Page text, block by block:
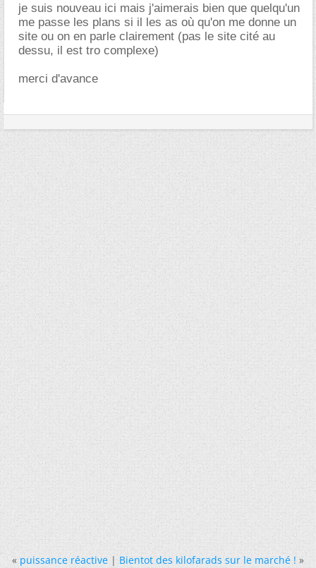
je suis nouveau ici mais j'aimerais bien que quelqu'un
me passe les plans si il les as où qu'on me donne un
site ou on en parle clairement (pas le site cité au
dessu, il est tro complexe)
merci d'avance
« puissance réactive|Bientot des kilofarads sur le marché ! »